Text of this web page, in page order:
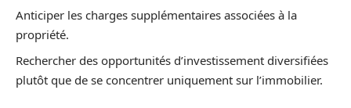
Anticiper les charges supplémentaires associées à la
propriété.
Rechercher des opportunités d’investissement diversifiées
plutôt que de se concentrer uniquement sur l’immobilier.